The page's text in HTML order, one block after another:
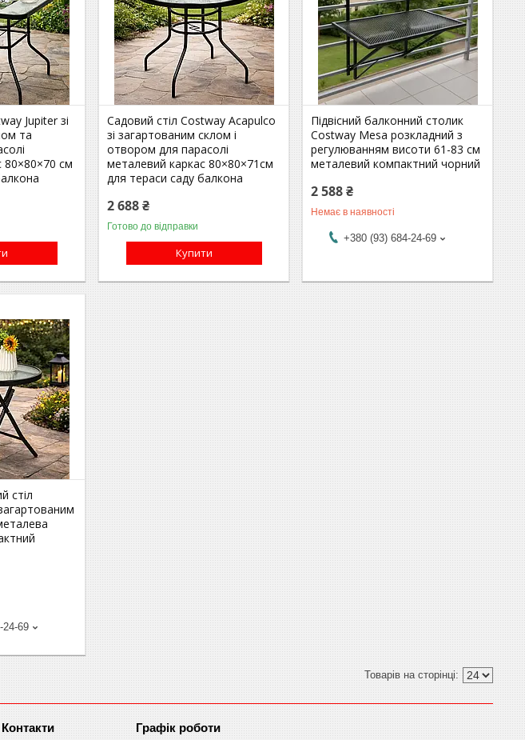
Jupiter зі
та
80×80×70 см
Садовий стіл Costway Acapulco
зі загартованим склом і
отвором для парасолі
металевий каркас 80×80×71см
для тераси саду балкона
2 688 ₴
Готово до відправки
Купити
Підвісний балконний столик
Costway Mesa розкладний з
регулюванням висоти 61-83 см
металевий компактний чорний
2 588 ₴
Немає в наявності
+380 (93) 684-24-69
стіл
24-69
Графік роботи